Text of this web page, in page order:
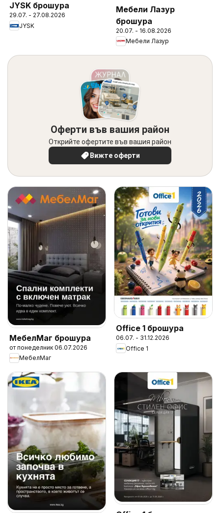
JYSK брошура
29.07. - 27.08.2026
JYSK
Мебели Лазур
брошура
20.07. - 16.08.2026
Мебели Лазур
Оферти във вашия район
Открийте офертите във вашия район
Вижте оферти
МебелМаг брошура
от понеделник 06.07.2026
МебелМаг
Office 1 брошура
06.07. - 31.12.2026
Office 1